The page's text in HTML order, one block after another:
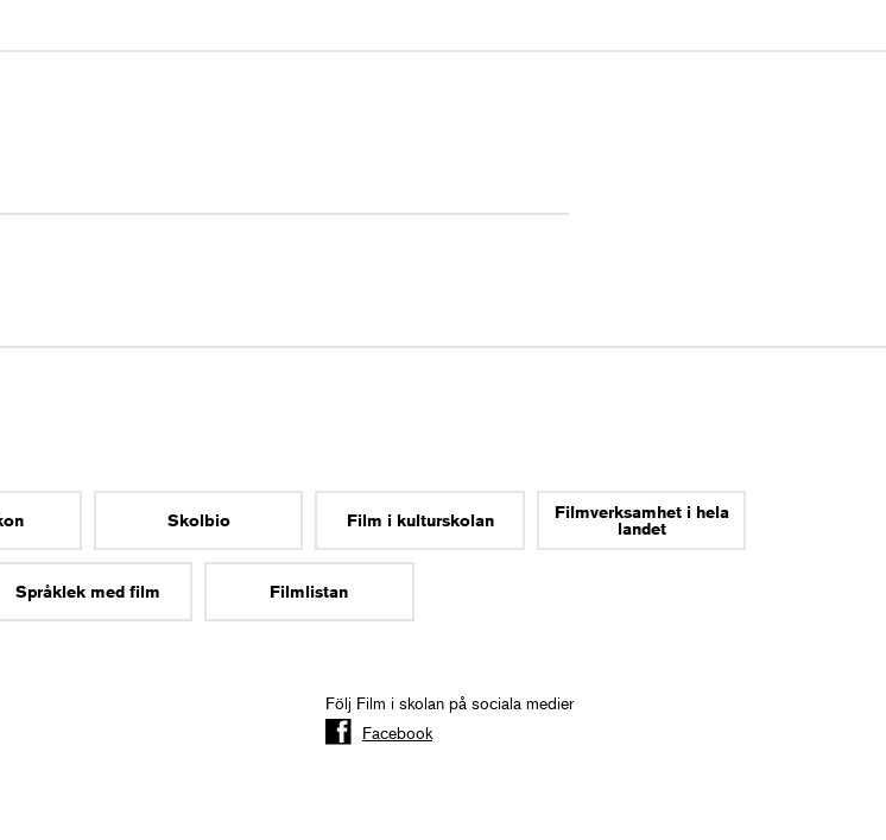
Skolbio Film i kulturskolan Filmverksamhet i hela
landet
Språklek med film Filmlistan
Följ Film i skolan på sociala medier
Facebook